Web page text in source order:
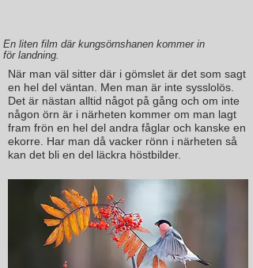
En liten film där kungsörnshanen kommer in
för landning.
När man väl sitter där i gömslet är det som sagt
en hel del väntan. Men man är inte sysslolös.
Det är nästan alltid något på gång och om inte
någon örn är i närheten kommer om man lagt
fram frön en hel del andra fåglar och kanske en
ekorre. Har man då vacker rönn i närheten så
kan det bli en del läckra höstbilder.